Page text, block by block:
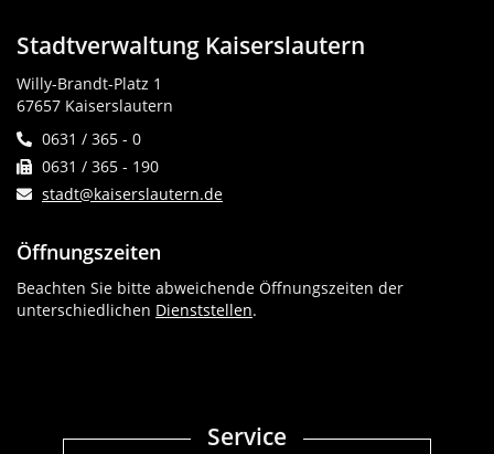
Stadtverwaltung Kaiserslautern
Willy-Brandt-Platz 1
67657 Kaiserslautern
0631 / 365 - 0
0631 / 365 - 190
stadt@kaiserslautern.de
Öffnungszeiten
Beachten Sie bitte abweichende Öffnungszeiten der
unterschiedlichen Dienststellen.
Service